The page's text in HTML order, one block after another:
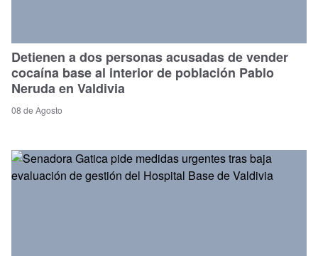
Detienen a dos personas acusadas de vender
cocaína base al interior de población Pablo
Neruda en Valdivia
08 de Agosto